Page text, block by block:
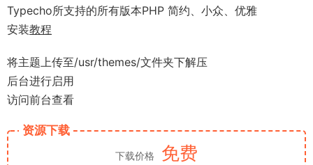
Typecho所支持的所有版本PHP 简约、小众、优雅
安装教程
将主题上传至/usr/themes/文件夹下解压
后台进行启用
访问前台查看
资源下载
下载价格 免费